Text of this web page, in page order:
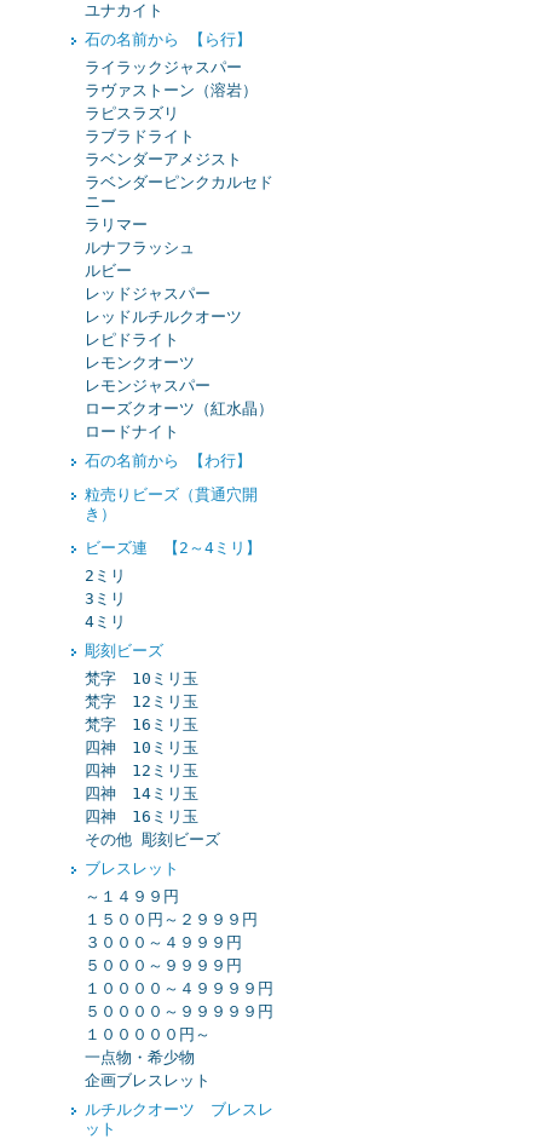
ユナカイト
石の名前から 【ら行】
ライラックジャスパー
ラヴァストーン（溶岩）
ラピスラズリ
ラブラドライト
ラベンダーアメジスト
ラベンダーピンクカルセド
ニー
ラリマー
ルナフラッシュ
ルビー
レッドジャスパー
レッドルチルクオーツ
レピドライト
レモンクオーツ
レモンジャスパー
ローズクオーツ（紅水晶）
ロードナイト
石の名前から 【わ行】
粒売りビーズ（貫通穴開
き）
ビーズ連 【2～4ミリ】
2ミリ
3ミリ
4ミリ
彫刻ビーズ
梵字 10ミリ玉
梵字 12ミリ玉
梵字 16ミリ玉
四神 10ミリ玉
四神 12ミリ玉
四神 14ミリ玉
四神 16ミリ玉
その他 彫刻ビーズ
ブレスレット
～１４９９円
１５００円～２９９９円
３０００～４９９９円
５０００～９９９９円
１００００～４９９９９円
５００００～９９９９９円
１０００００円～
一点物・希少物
企画ブレスレット
ルチルクオーツ ブレスレ
ット